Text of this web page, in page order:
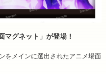
マグネット」が登場！
をメインに選出されたアニメ場面